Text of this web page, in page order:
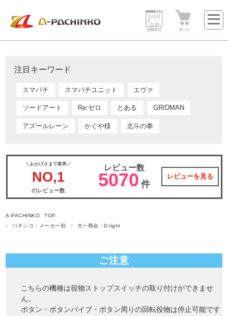
注目キーワード
スマパチ スマパチユニット エヴァ
ソードアート Re:ゼロ とある GRIDMAN
アズールレーン かぐや様 北斗の拳
＼おかげさまで業界／
NO,1
のレビュー数
レビュー数
5070 件
レビューを見る
A-PACHINKO TOP
パチンコ・メーカー別
大一商会・D-light
ご注意
こちらの機種は役物ストップスイッチの取り付けができませ
ん。
ボタン・ボタンバイブ・ボタン周りの回転役物は停止可能です